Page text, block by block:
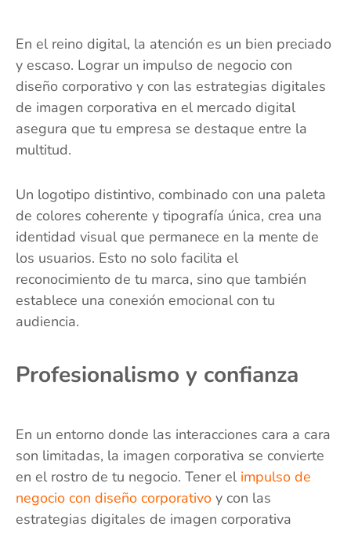
En el reino digital, la atención es un bien preciado
y escaso. Lograr un impulso de negocio con
diseño corporativo y con las estrategias digitales
de imagen corporativa en el mercado digital
asegura que tu empresa se destaque entre la
multitud.
Un logotipo distintivo, combinado con una paleta
de colores coherente y tipografía única, crea una
identidad visual que permanece en la mente de
los usuarios. Esto no solo facilita el
reconocimiento de tu marca, sino que también
establece una conexión emocional con tu
audiencia.
Profesionalismo y confianza
En un entorno donde las interacciones cara a cara
son limitadas, la imagen corporativa se convierte
en el rostro de tu negocio. Tener el impulso de
negocio con diseño corporativo y con las
estrategias digitales de imagen corporativa